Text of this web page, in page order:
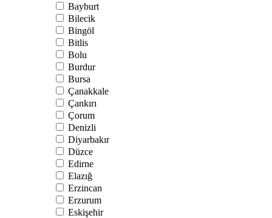
Bayburt
Bilecik
Bingöl
Bitlis
Bolu
Burdur
Bursa
Çanakkale
Çankırı
Çorum
Denizli
Diyarbakır
Düzce
Edirne
Elazığ
Erzincan
Erzurum
Eskişehir